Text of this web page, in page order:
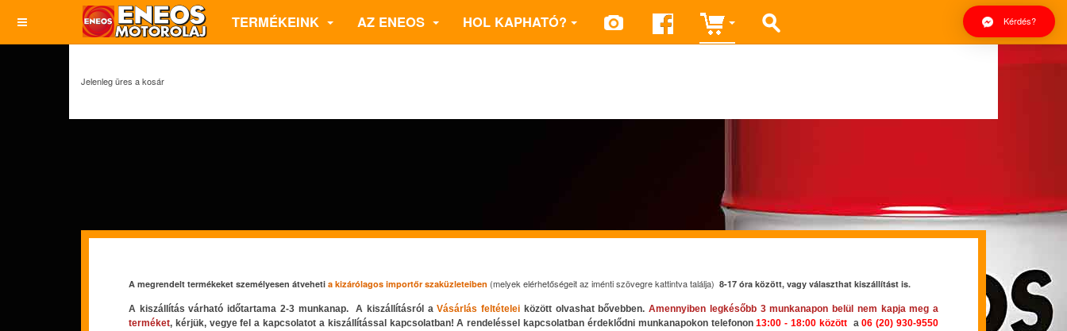
Kérdés?
TERMÉKEINK AZ ENEOS HOL KAPHATÓ?
Jelenleg üres a kosár
A megrendelt termékeket személyesen átveheti a kizárólagos importőr szaküzleteiben (melyek elérhetőségeit az iménti szövegre kattintva találja) 8-17 óra között, vagy választhat kiszállítást is.
A kiszállítás várható időtartama 2-3 munkanap. A kiszállításról aVásárlás feltételei között olvashat bővebben.Amennyiben legkésőbb 3 munkanapon belül nem kapja meg a
terméket, kérjük, vegye fel a kapcsolatot a kiszállítással kapcsolatban! A rendeléssel kapcsolatban érdeklődni munkanapokon telefonon13:00 - 18:00 között a06 (20) 930-9550